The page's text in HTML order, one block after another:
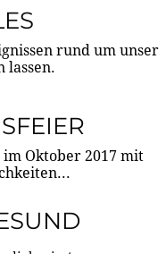
rund um unser
lassen.
Oktober 2017 mit